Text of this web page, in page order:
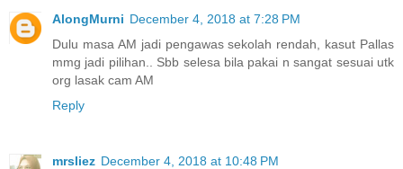
AlongMurni December 4, 2018 at 7:28 PM
Dulu masa AM jadi pengawas sekolah rendah, kasut Pallas
mmg jadi pilihan.. Sbb selesa bila pakai n sangat sesuai utk
org lasak cam AM
Reply
mrsliez December 4, 2018 at 10:48 PM